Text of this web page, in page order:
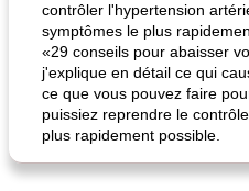
contrôler l'hypertension
symptômes le plus
«29 conseils pour abaisser
j'explique en détail ce qui
ce que vous pouvez faire
puissiez reprendre le
plus rapidement possible.